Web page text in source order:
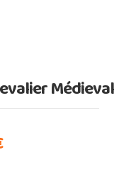
Médieval